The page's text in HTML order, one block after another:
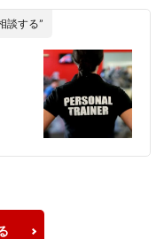
談する”